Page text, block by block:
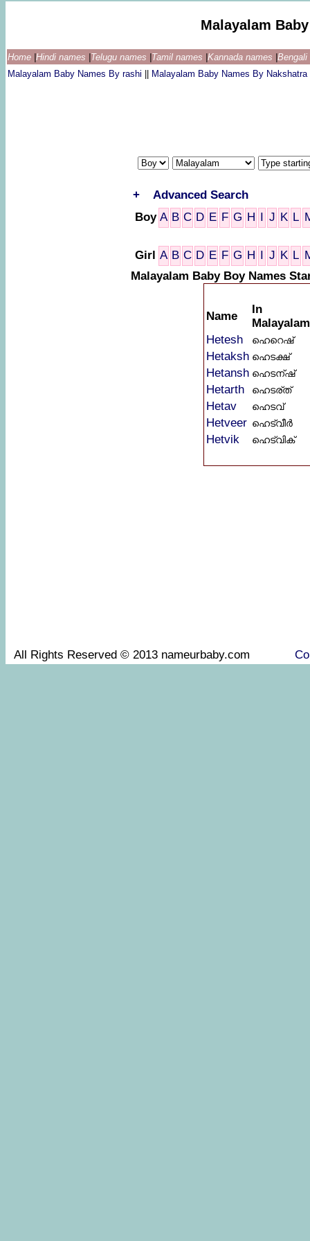
Malayalam
Home Hindi names Telugu names Tamil names Kannada names
Malayalam Baby Names By rashi
Malayalam Baby Names By Nakshatra
+
Advanced Search
Boy A B C D E F G H I J K L
Girl A B C D E F G H I J K L
Malayalam Baby Boy Names
Name
In
Malayalam
Hetesh
ഹെറെഷ്
Hetaksh ഹെടക്ഷ്
Hetansh ഹെടന്ഷ്
Hetarth ഹെടര്ത്
Hetav ഹെടവ്
Hetveer ഹെട്വീർ
Hetvik ഹെട്വിക്
All Rights Reserved © 2013 nameurbaby.com